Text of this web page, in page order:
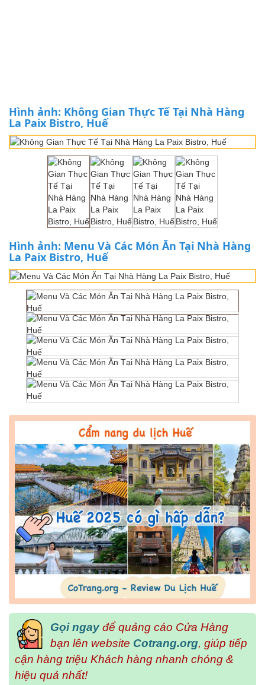
Hình ảnh: Không Gian Thực Tế Tại Nhà Hàng
La Paix Bistro, Huế
Hình ảnh: Menu Và Các Món Ăn Tại Nhà Hàng
La Paix Bistro, Huế
Gọi ngay để quảng cáo Cửa Hàng
bạn lên website Cotrang.org, giúp tiếp
cận hàng triệu Khách hàng nhanh chóng &
hiệu quả nhất!